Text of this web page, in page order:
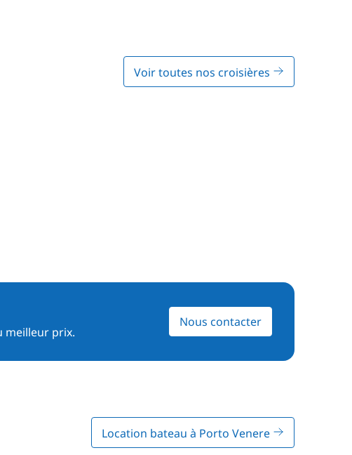
Voir toutes nos croisières
meilleur prix.
Nous contacter
Location bateau à Porto Venere